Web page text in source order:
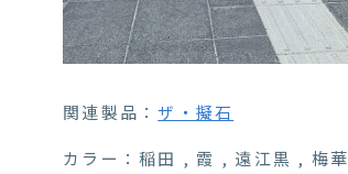
関連製品：ザ・擬石
カラー：稲田 , 霞 , 遠江黒 , 梅華